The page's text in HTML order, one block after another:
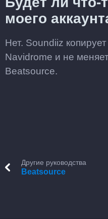
моего
Нет. Soundiiz
Navidrome и не
Beatsource.
Другие руководства
Beatsource